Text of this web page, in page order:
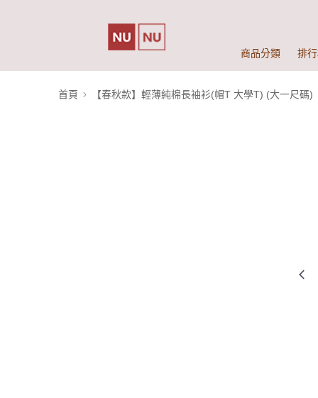
商品分類 排
首頁 【春秋款】輕薄純棉長袖衫(帽T 大學T) (大一尺碼)